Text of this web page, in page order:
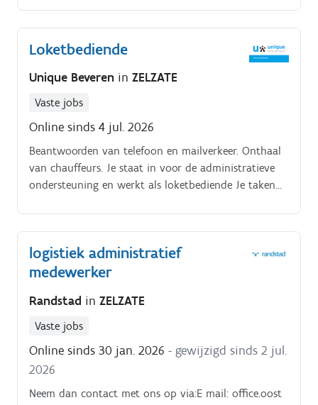
documenten. Ondersteuning bij facturatie
Loketbediende
Unique Beveren in ZELZATE
Vaste jobs
Online sinds 4 jul. 2026
Beantwoorden van telefoon en mailverkeer. Onthaal
van chauffeurs. Je staat in voor de administratieve
ondersteuning en werkt als loketbediende Je taken
logistiek administratief
medewerker
Randstad in ZELZATE
Vaste jobs
Online sinds 30 jan. 2026 - gewijzigd sinds 2 jul.
2026
Neem dan contact met ons op via:E mail: office.oost